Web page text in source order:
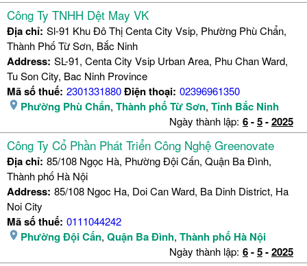
Công Ty TNHH Dệt May VK
Địa chỉ: Sl-91 Khu Đô Thị Centa City Vsip, Phường Phù Chẩn,
Thành Phố Từ Sơn, Bắc Ninh
Address: SL-91, Centa City Vsip Urban Area, Phu Chan Ward,
Tu Son City, Bac Ninh Province
Mã số thuế: 2301331880Điện thoại: 02396961350
Phường Phù Chẩn, Thành phố Từ Sơn, Tỉnh Bắc Ninh
Ngày thành lập: 6-5-2025
Công Ty Cổ Phần Phát Triển Công Nghệ Greenovate
Địa chỉ: 85/108 Ngọc Hà, Phường Đội Cấn, Quận Ba Đình,
Thành phố Hà Nội
Address: 85/108 Ngoc Ha, Doi Can Ward, Ba Dinh District, Ha
Noi City
Mã số thuế: 0111044242
Phường Đội Cấn, Quận Ba Đình, Thành phố Hà Nội
Ngày thành lập: 6-5-2025